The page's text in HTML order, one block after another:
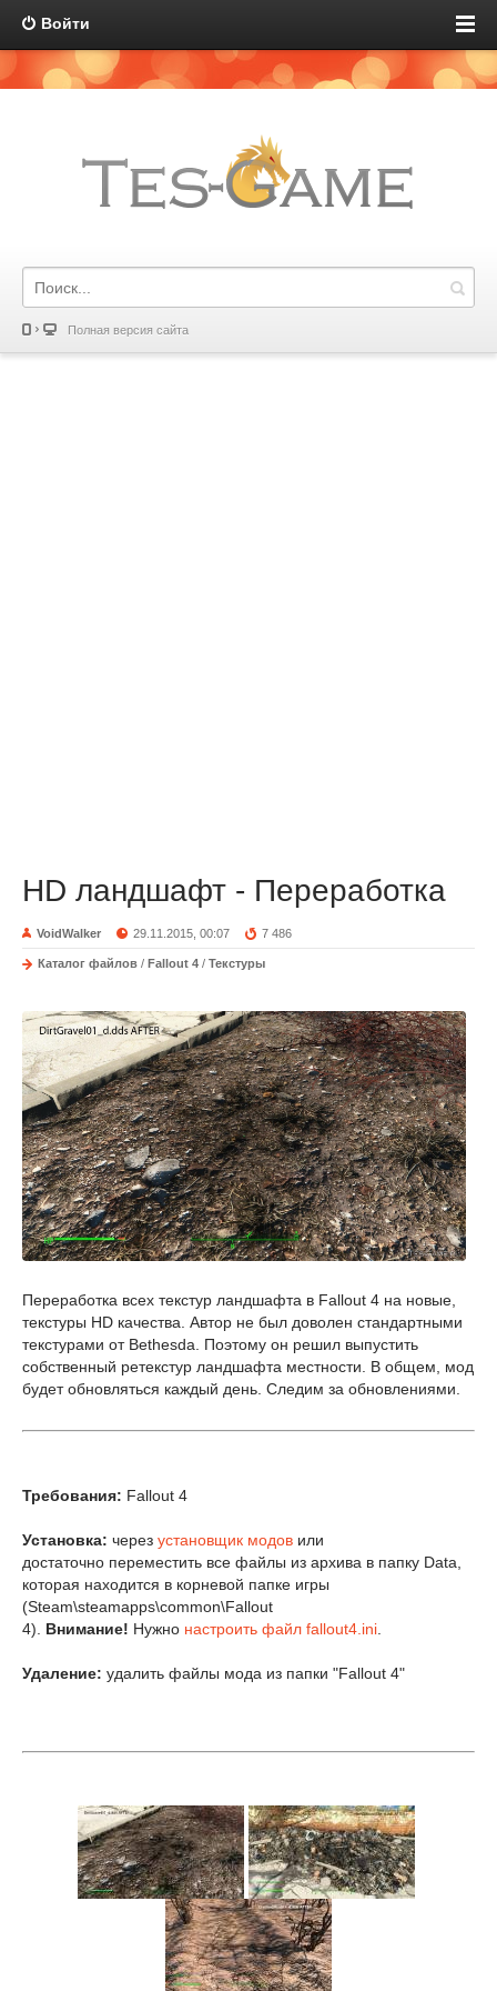
Войти
Полная версия сайта
HD ландшафт - Переработка
VoidWalker 29.11.2015, 00:07 7 486
Каталог файлов / Fallout 4 / Текстуры
Переработка всех текстур ландшафта в Fallout 4 на новые,
текстуры HD качества. Автор не был доволен стандартными
текстурами от Bethesda. Поэтому он решил выпустить
собственный ретекстур ландшафта местности. В общем, мод
будет обновляться каждый день. Следим за обновлениями.
Требования: Fallout 4
Установка: через установщик модов или
достаточно переместить все файлы из архива в папку Data,
которая находится в корневой папке игры
(Steam\steamapps\common\Fallout
4). Внимание! Нужно настроить файл fallout4.ini
Удаление: удалить файлы мода из папки "Fallout 4"